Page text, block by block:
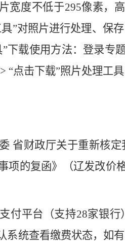
宽度不低于295像素，
”对照片进行处理、保
下载使用方法：登录专
“点击下载”照片处理工
省财政厅关于重新核
项的复函》（辽发改价
付平台（支持28家银
系统查看缴费状态，如